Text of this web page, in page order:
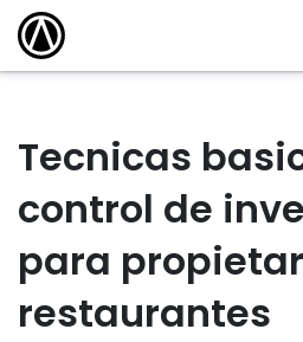
Tecnicas
control de
para
restaurantes